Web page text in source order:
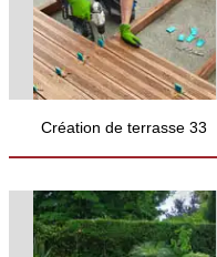
Création de terrasse 33